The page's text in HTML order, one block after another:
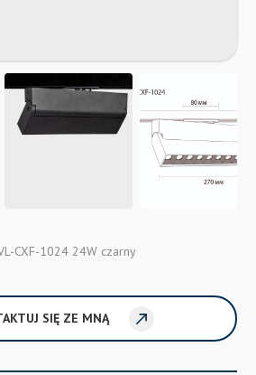
CXF-1024 24W czarny
SIĘ ZE MNĄ